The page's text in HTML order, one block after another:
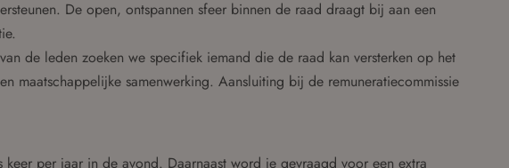
De open, ontspannen sfeer binnen de raad draagt bij aan een
de leden zoeken we specifiek iemand die de raad kan versterken op het
maatschappelijke samenwerking. Aansluiting bij de remuneratiecommissie
keer per jaar in de avond. Daarnaast word je gevraagd voor een extra